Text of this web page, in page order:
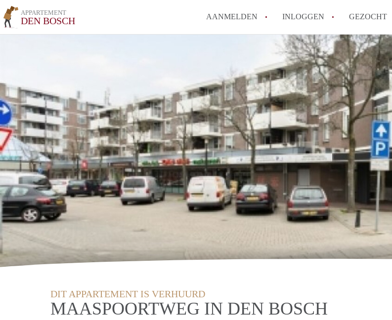
APPARTEMENT
DEN BOSCH AANMELDEN INLOGGEN GEZOCHT
How to translate
Wat is
Hoeveel kost het om te
Wat is de
Berekent
makelaarsvergoeding/
Alle veelgestelde
DIT APPARTEMENT IS VERHUURD
MAASPOORTWEG IN DEN BOSCH